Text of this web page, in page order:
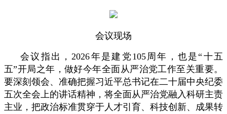
会议现场
会议指出，2026年是建党105周年，也是“十五
五”开局之年，做好今年全面从严治党工作至关重要。
要深刻领会、准确把握习近平总书记在二十届中央纪委
五次全会上的讲话精神，将全面从严治党融入科研主责
主业，把政治标准贯穿于人才引育、科技创新、成果转